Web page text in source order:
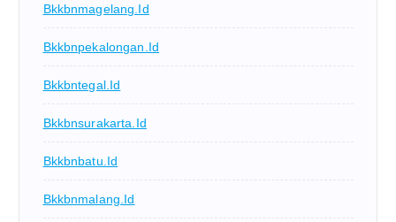
Bkkbnmagelang.id
Bkkbnpekalongan.id
Bkkbntegal.id
Bkkbnsurakarta.id
Bkkbnbatu.id
Bkkbnmalang.id